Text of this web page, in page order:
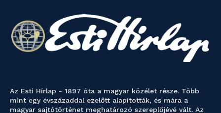
Az Esti Hírlap - 1897 óta a magyar közélet része. Több
mint egy évszázaddal ezelőtt alapították, és mára a
magyar sajtótörténet meghatározó szereplőjévé vált. Az